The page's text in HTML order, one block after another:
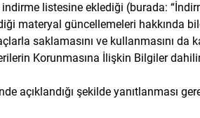
listesine eklediği (burada:
materyal güncellemeleri hakkında
saklamasını ve kullanmasını da
Korunmasına İlişkin Bilgiler
açıklandığı şekilde yanıtlanması